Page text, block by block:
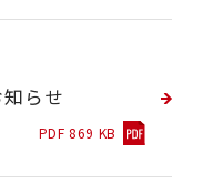
らせ
PDF 869 KB